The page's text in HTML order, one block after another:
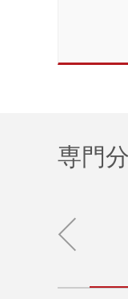
専門